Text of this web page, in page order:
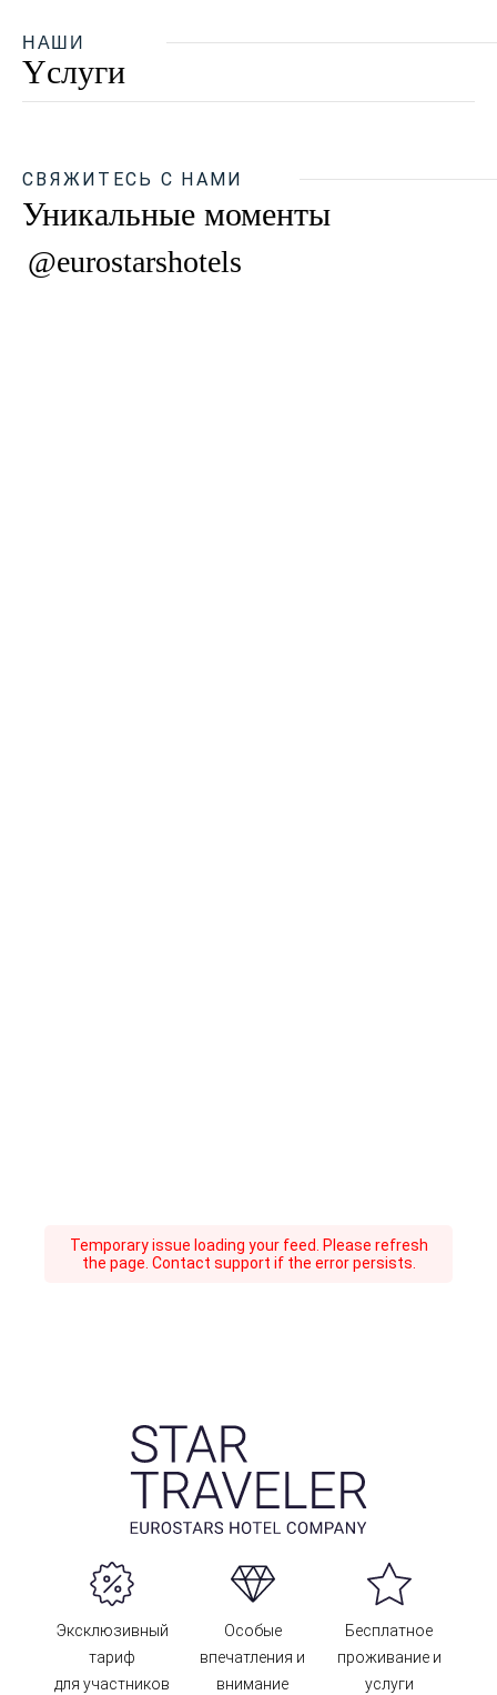
НАШИ
Yслуги
СВЯЖИТЕСЬ С НАМИ
Уникальные моменты
@eurostarshotels
Temporary issue loading your feed. Please refresh
the page. Contact support if the error persists.
Эксклюзивный
тариф
для участников
Особые
впечатления и
внимание
Бесплатное
проживание и
услуги